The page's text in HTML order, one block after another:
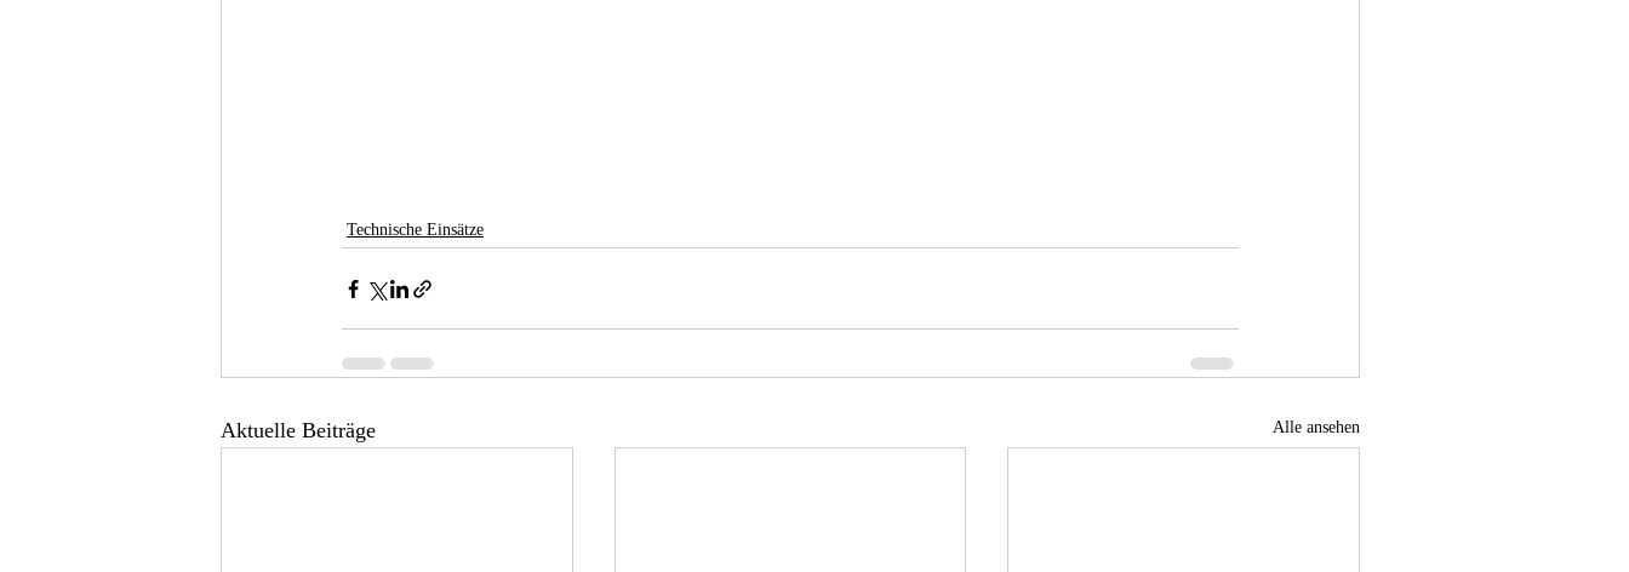
Technische Einsätze
Aktuelle Beiträge Alle ansehen